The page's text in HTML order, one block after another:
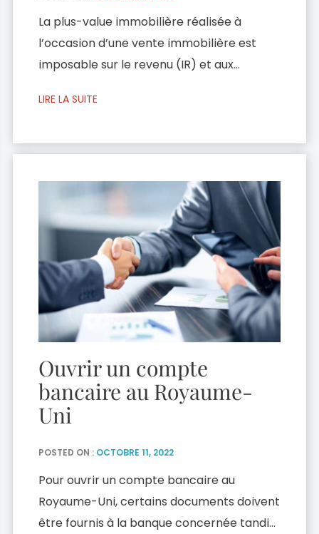
La plus-value immobilière réalisée à
l’occasion d’une vente immobilière est
imposable sur le revenu (IR) et aux
nombreuses exonérations existent.
immobilière ? La plus-value est imposable
onéreux : vente d’un bien immobilier ou
des droits attachés, échange, apport en
société, […]
LIRE LA SUITE
Ouvrir un compte
bancaire au Royaume-
Uni
POSTED ON : OCTOBRE 11, 2022
Pour ouvrir un compte bancaire au
Royaume-Uni, certains documents doivent
être fournis à la banque concernée tandis